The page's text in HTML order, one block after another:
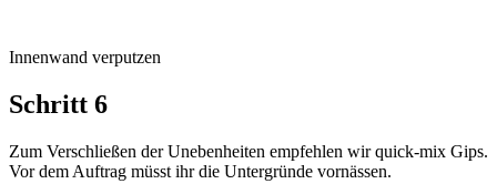
Innenwand verputzen
Schritt 6
Zum Verschließen der Unebenheiten empfehlen wir quick-mix Gips.
Vor dem Auftrag müsst ihr die Untergründe vornässen.